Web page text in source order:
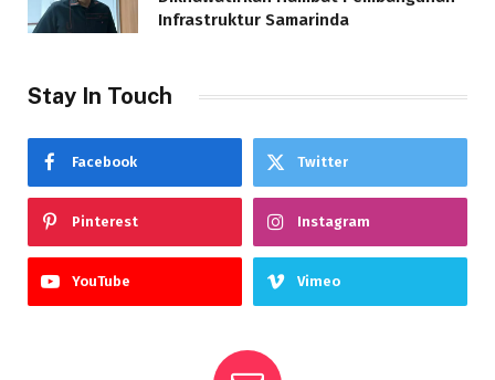
Infrastruktur Samarinda
Stay In Touch
Facebook Twitter
Pinterest Instagram
YouTube Vimeo